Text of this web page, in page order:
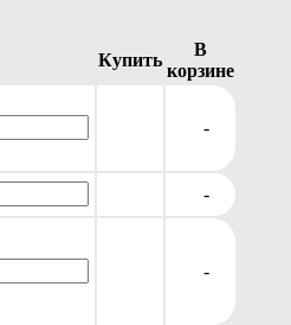
Купить
В
корзине
-
-
-